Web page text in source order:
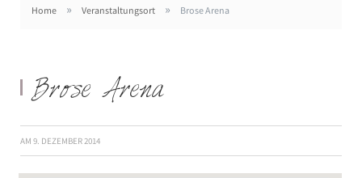
Home » Veranstaltungsort » Brose Arena
Brose Arena
AM 9. DEZEMBER 2014